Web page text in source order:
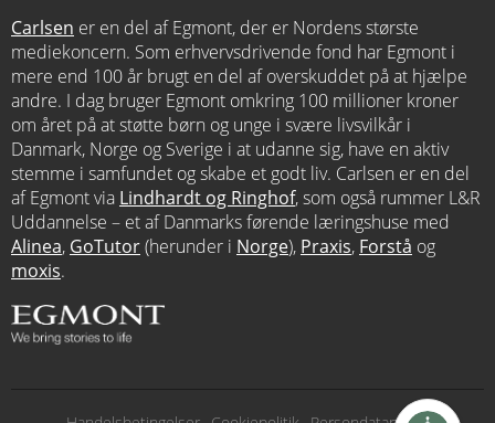
Carlsen er en del af Egmont, der er Nordens største
mediekoncern. Som erhvervsdrivende fond har Egmont i
mere end 100 år brugt en del af overskuddet på at hjælpe
andre. I dag bruger Egmont omkring 100 millioner kroner
om året på at støtte børn og unge i svære livsvilkår i
Danmark, Norge og Sverige i at udanne sig, have en aktiv
stemme i samfundet og skabe et godt liv. Carlsen er en del
af Egmont via Lindhardt og Ringhof, som også rummer L&R
Uddannelse – et af Danmarks førende læringshuse med
Alinea, GoTutor(herunder i Norge), Praxis, Forstå og
moxis.